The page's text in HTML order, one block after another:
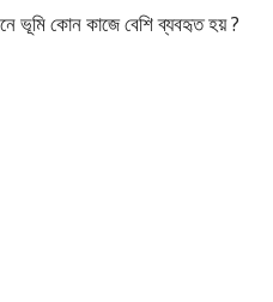
ভূমি কোন কাজে বেশি ব্যবহৃত হয় ?